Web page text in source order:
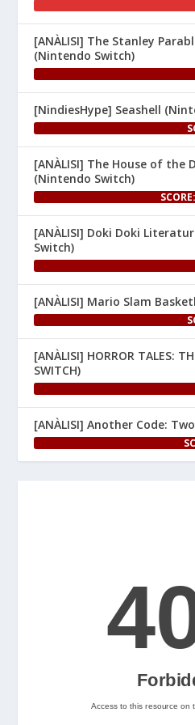
Nintenhype.Cat
1m
El món dels
Nintendo:
1
🦊 Desplegueu les
comproveu el
perquè avui
per a
celebrar-ho, us hem
un article especial al
👉
www.nintenhype.cat/
e...
2
Nintenhype.Cat
📅 Ja tenim aquí els
[ANÀLISI] The Stanley
(Nintendo Switch)
[NindiesHype] Seashell
[ANÀLISI] The House of the
(Nintendo Switch)
[ANÀLISI] Doki Doki
Switch)
[ANÀLISI] Mario Slam
[ANÀLISI] HORROR TALES:
SWITCH)
[ANÀLISI] Another Code: